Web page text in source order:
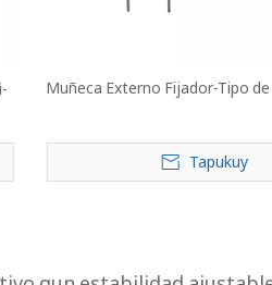
Muñeca Externo Fijador-Tipo
Tapukuy